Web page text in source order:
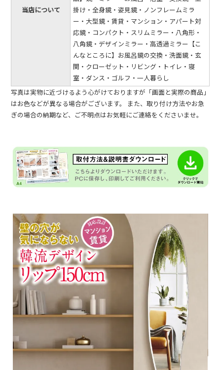
当店について
掛け・全身鏡・姿見鏡・ノンフレームミラ
ー・大型鏡・賃貸・マンション・アパート対
応鏡・コンパクト・スリムミラー・八角形・
八角鏡・デザインミラー・高透過ミラー【こ
んなところに】お風呂鏡の交換・洗面鏡・玄
関・クローゼット・リビング・トイレ・寝
室・ダンス・ゴルフ・一人暮らし
写真は実物に近づけるよう心がけておりますが「画面と実際の商品」
はお色などが異なる場合がございます。 また、取り付け方法やお急
ぎの場合の納期など、ご不明点はお気軽にご連絡をくださいませ。